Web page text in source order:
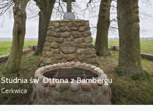
Studnia św. Ottona z Bambergu
Cerkwica